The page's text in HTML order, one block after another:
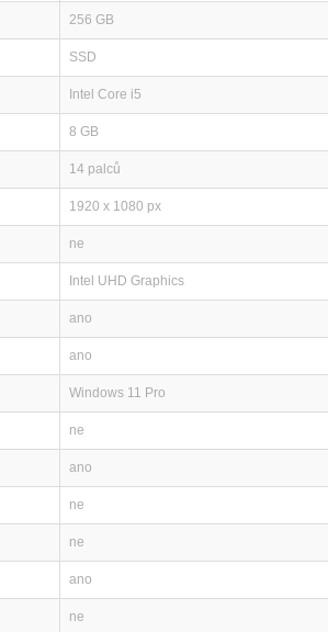
256 GB
SSD
Intel Core i5
8 GB
14 palců
1920 x 1080 px
ne
Intel UHD Graphics
ano
ano
Windows 11 Pro
ne
ano
ne
ne
ano
ne